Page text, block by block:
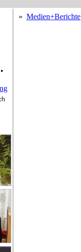
•
» Medien+Berichte